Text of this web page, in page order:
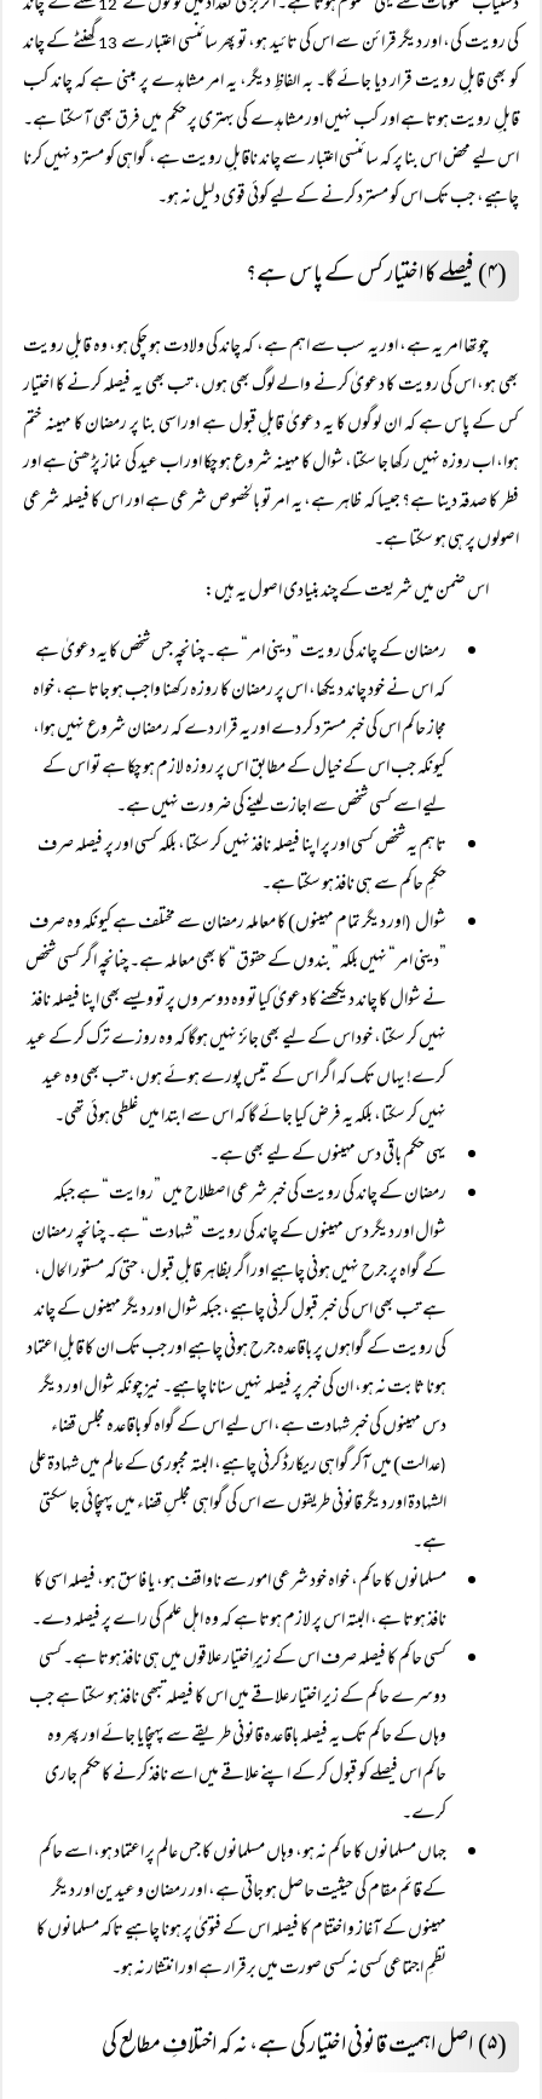
کی رویت کی، اور دیگر قرائن سے اس کی تائید ہو، تو پھر سائنسی اعتبار سے
گھنٹے کے چاند
کو بھی قابلِ رویت قرار دیا جائے گا۔ بہ الفاظِ دیگر، یہ امر مشاہدے پر مبنی ہے کہ چاند کب
قابلِ رویت ہوتا ہے اور کب نہیں اور مشاہدے کی بہتری پر حکم میں فرق بھی آسکتا ہے۔
اس لیے محض اس بنا پر کہ سائنسی اعتبار سے چاند ناقابلِ رویت ہے، گواہی کو مسترد نہیں کرنا
چاہیے، جب تک اس کو مسترد کرنے کے لیے کوئی قوی دلیل نہ ہو۔
(۴) فیصلے کا اختیار کس کے پاس ہے؟
چوتھا امر یہ ہے، اور یہ سب سے اہم ہے، کہ چاند کی ولادت ہو چکی ہو، وہ قابلِ رویت
بھی ہو، اس کی رویت کا دعویٰ کرنے والے لوگ بھی ہوں، تب بھی یہ فیصلہ کرنے کا اختیار
کس کے پاس ہے کہ ان لوگوں کا یہ دعویٰ قابلِ قبول ہے اور اسی بنا پر رمضان کا مہینہ ختم
ہوا، اب روزہ نہیں رکھا جا سکتا، شوال کا مہینہ شروع ہو چکا اور اب عید کی نماز پڑھنی ہے اور
فطر کا صدقہ دینا ہے؟ جیسا کہ ظاہر ہے، یہ امر تو بالخصوص شرعی ہے اور اس کا فیصلہ شرعی
اصولوں پر ہی ہو سکتا ہے۔
اس ضمن میں شریعت کے چند بنیادی اصول یہ ہیں:
رمضان کے چاند کی رویت ”دینی امر“ ہے۔ چنانچہ جس شخص کا یہ دعویٰ ہے
کہ اس نے خود چاند دیکھا، اس پر رمضان کا روزہ رکھنا واجب ہو جاتا ہے، خواہ
مجاز حاکم اس کی خبر مسترد کر دے اور یہ قرار دے کہ رمضان شروع نہیں ہوا،
کیونکہ جب اس کے خیال کے مطابق اس پر روزہ لازم ہو چکا ہے تو اس کے
لیے اسے کسی شخص سے اجازت لینے کی ضرورت نہیں ہے۔
تاہم یہ شخص کسی اور پر اپنا فیصلہ نافذ نہیں کر سکتا، بلکہ کسی اور پر فیصلہ صرف
حکمِ حاکم سے ہی نافذ ہو سکتا ہے۔
شوال (اور دیگر تمام مہینوں) کا معاملہ رمضان سے مختلف ہے کیونکہ وہ صرف
”دینی امر“ نہیں بلکہ ”بندوں کے حقوق“ کا بھی معاملہ ہے۔ چنانچہ اگر کسی شخص
نے شوال کا چاند دیکھنے کا دعویٰ کیا تو وہ دوسروں پر تو ویسے بھی اپنا فیصلہ نافذ
نہیں کر سکتا، خود اس کے لیے بھی جائز نہیں ہوگا کہ وہ روزے ترک کر کے عید
کرے! یہاں تک کہ اگر اس کے تیس پورے ہوئے ہوں، تب بھی وہ عید
نہیں کر سکتا، بلکہ یہ فرض کیا جائے گا کہ اس سے ابتدا میں غلطی ہوئی تھی۔
یہی حکم باقی دس مہینوں کے لیے بھی ہے۔
رمضان کے چاند کی رویت کی خبر شرعی اصطلاح میں ”روایت“ ہے جبکہ
شوال اور دیگر دس مہینوں کے چاند کی رویت ”شہادت“ ہے۔ چنانچہ رمضان
کے گواہ پر جرح نہیں ہونی چاہیے اور اگر بظاہر قابلِ قبول، حتی کہ مستور الحال،
ہے تب بھی اس کی خبر قبول کرنی چاہیے، جبکہ شوال اور دیگر مہینوں کے چاند
کی رویت کے گواہوں پر باقاعدہ جرح ہونی چاہیے اور جب تک ان کا قابلِ اعتماد
ہونا ثابت نہ ہو، ان کی خبر پر فیصلہ نہیں سنانا چاہیے۔ نیز چونکہ شوال اور دیگر
دس مہینوں کی خبر شہادت ہے، اس لیے اس کے گواہ کو باقاعدہ مجلس قضاء
(عدالت) میں آکر گواہی ریکارڈ کرنی چاہیے، البتہ مجبوری کے عالم میں شہادۃ علی
الشہادۃ اور دیگر قانونی طریقوں سے اس کی گواہی مجلسِ قضاء میں پہنچائی جا سکتی
ہے۔
مسلمانوں کا حاکم، خواہ خود شرعی امور سے ناواقف ہو، یا فاسق ہو، فیصلہ اسی کا
نافذ ہوتا ہے، البتہ اس پر لازم ہوتا ہے کہ وہ اہل علم کی راے پر فیصلہ دے۔
کسی حاکم کا فیصلہ صرف اس کے زیرِ اختیار علاقوں میں ہی نافذ ہوتا ہے۔ کسی
دوسرے حاکم کے زیر اختیار علاقے میں اس کا فیصلہ تبھی نافذ ہو سکتا ہے جب
وہاں کے حاکم تک یہ فیصلہ باقاعدہ قانونی طریقے سے پہنچایا جائے اور پھر وہ
حاکم اس فیصلے کو قبول کر کے اپنے علاقے میں اسے نافذ کرنے کا حکم جاری
کرے۔
جہاں مسلمانوں کا حاکم نہ ہو، وہاں مسلمانوں کا جس عالم پر اعتماد ہو، اسے حاکم
کے قائم مقام کی حیثیت حاصل ہو جاتی ہے، اور رمضان و عیدین اور دیگر
مہینوں کے آغاز و اختتام کا فیصلہ اس کے فتویٰ پر ہونا چاہیے تاکہ مسلمانوں کا
نظمِ اجتماعی کسی نہ کسی صورت میں برقرار ہے اور انتشار نہ ہو۔
(۵) اصل اہمیت قانونی اختیار کی ہے، نہ کہ اختلافِ مطالع کی